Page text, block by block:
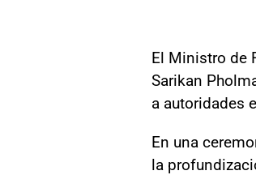
El Ministro de
Sarikan
a autoridades
En una
la